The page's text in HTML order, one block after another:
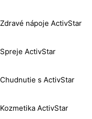
Zdravé nápoje ActivStar
Spreje ActivStar
Chudnutie s ActivStar
Kozmetika ActivStar